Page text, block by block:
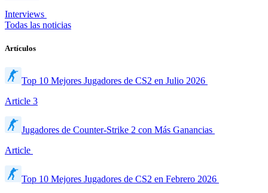
Interviews
Todas las noticias
Artículos
Top 10 Mejores Jugadores de CS2 en Julio 2026
Article 3
Jugadores de Counter-Strike 2 con Más Ganancias
Article
Top 10 Mejores Jugadores de CS2 en Febrero 2026